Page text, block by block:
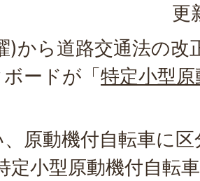
更
)から道路交通法の改
ードが「特定小型
原動機付自転車に
定小型原動機付自転